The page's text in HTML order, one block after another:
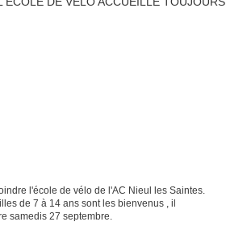
l'école de vélo de l'AC Nieul les Saintes.
de 7 à 14 ans sont les bienvenus , il
samedis 27 septembre.